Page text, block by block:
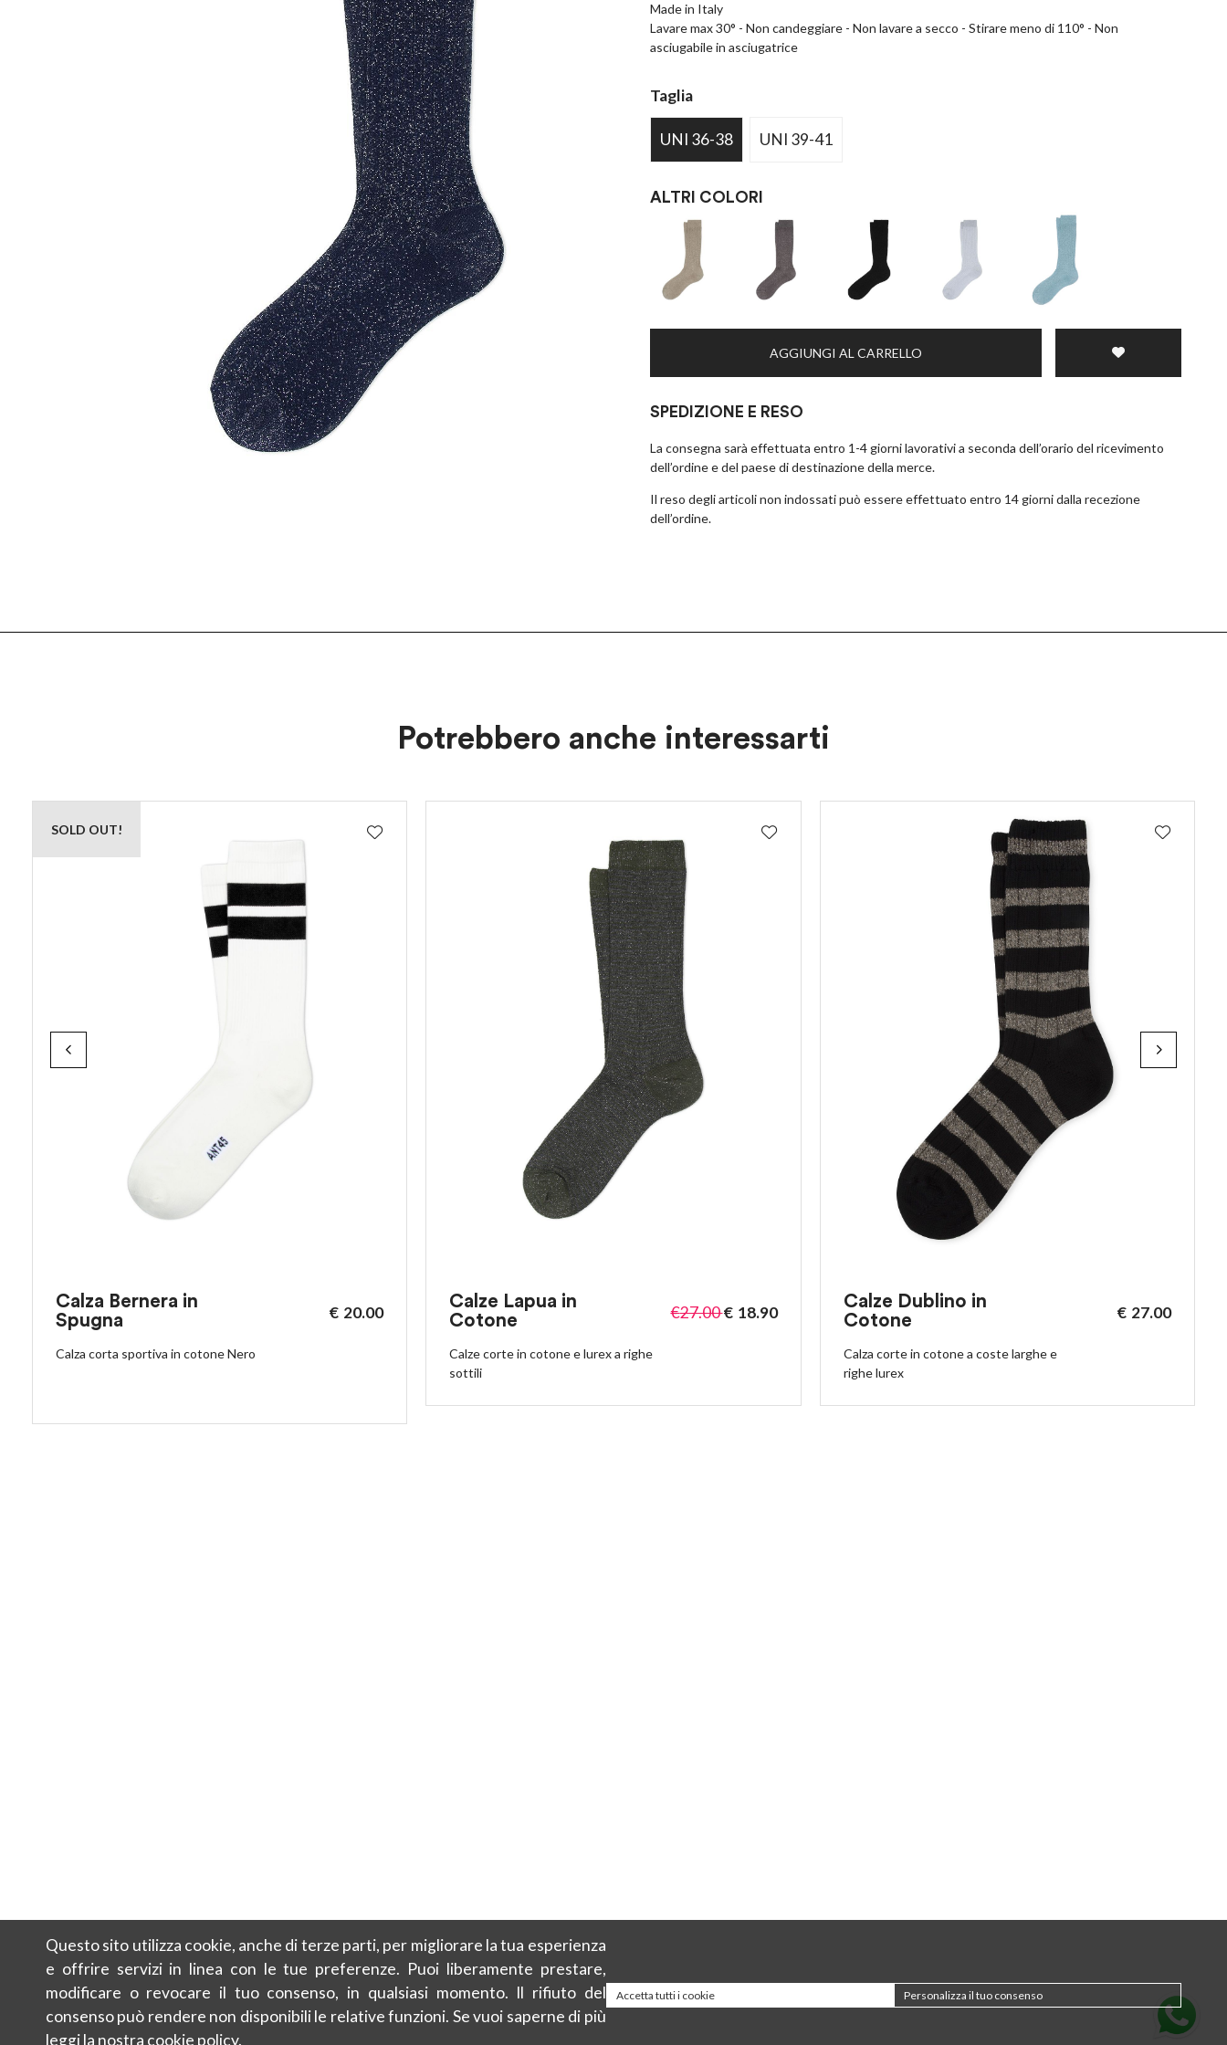
Made in Italy
Lavare max 30° - Non candeggiare - Non lavare a secco - Stirare meno di 110° - Non
asciugabile in asciugatrice
Taglia
UNI 36-38 UNI 39-41
ALTRI COLORI
AGGIUNGI AL CARRELLO
SPEDIZIONE E RESO
La consegna sarà effettuata entro 1-4 giorni lavorativi a seconda dell’orario del ricevimento
dell’ordine e del paese di destinazione della merce.
Il reso degli articoli non indossati può essere effettuato entro 14 giorni dalla recezione
dell’ordine.
Potrebbero anche interessarti
Calza Bernera in
Spugna
€ 20.00
Calza corta sportiva in cotone Nero
SOLD OUT!
Calze Lapua in
Cotone
€27.00€ 18.90
Calze corte in cotone e lurex a righe
sottili
Calze Dublino in
Cotone
€ 27.00
Calza corte in cotone a coste larghe e
righe lurex
Questo sito utilizza cookie, anche di terze parti, per migliorare la tua esperienza
e offrire servizi in linea con le tue preferenze. Puoi liberamente prestare,
modificare o revocare il tuo consenso, in qualsiasi momento. Il rifiuto del
consenso può rendere non disponibili le relative funzioni. Se vuoi saperne di più
leggi la nostra cookie policy.
Accetta tutti i cookie Personalizza il tuo consenso
×
UNISCITI AL CLUB ANT45!
Iscriviti alla newsletter,
sul tuo prossimo acquisto!
ISCRIVITI